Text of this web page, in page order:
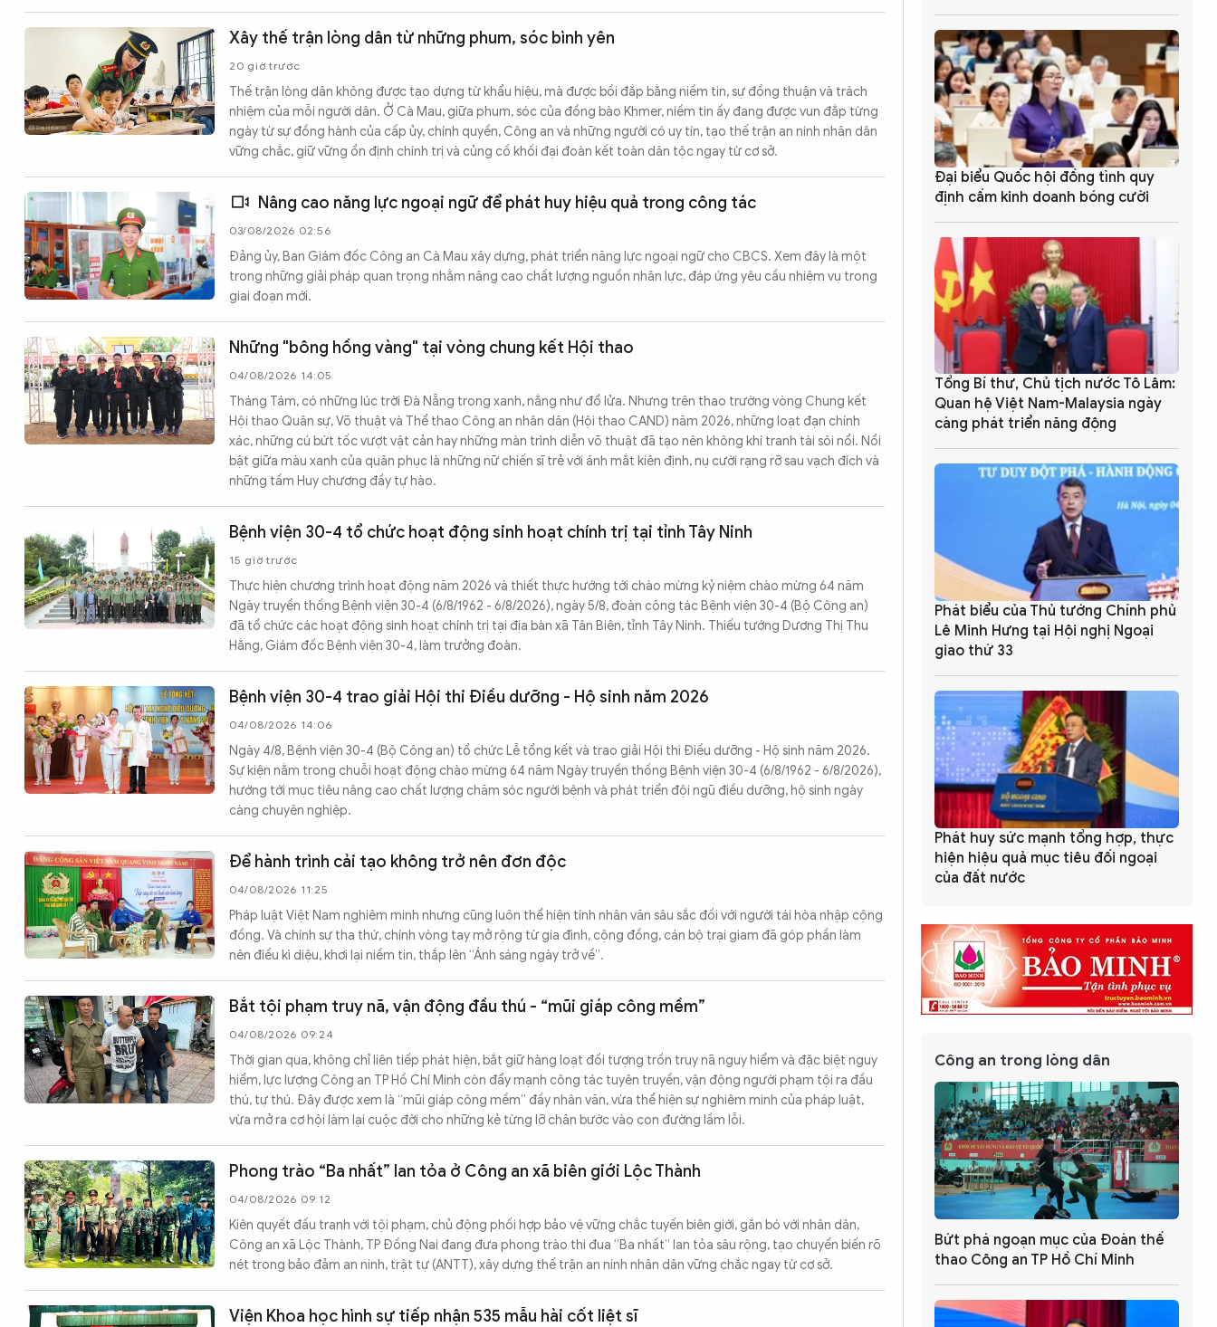
Tìm kiếm
Xây thế trận lòng dân từ những phum, sóc bình yên
20 giờ trước
Thế trận lòng dân không được tạo dựng từ khẩu hiệu, mà được bồi đắp bằng niềm tin, sự đồng thuận và trách
nhiệm của mỗi người dân. Ở Cà Mau, giữa phum, sóc của đồng bào Khmer, niềm tin ấy đang được vun đắp từng
ngày từ sự đồng hành của cấp ủy, chính quyền, Công an và những người có uy tín, tạo thế trận an ninh nhân dân
vững chắc, giữ vững ổn định chính trị và củng cố khối đại đoàn kết toàn dân tộc ngay từ cơ sở.
Nâng cao năng lực ngoại ngữ để phát huy hiệu quả trong công tác
03/08/2026 02:56
Đảng ủy, Ban Giám đốc Công an Cà Mau xây dựng, phát triển năng lực ngoại ngữ cho CBCS. Xem đây là một
trong những giải pháp quan trọng nhằm nâng cao chất lượng nguồn nhân lực, đáp ứng yêu cầu nhiệm vụ trong
giai đoạn mới.
Những "bông hồng vàng" tại vòng chung kết Hội thao
04/08/2026 14:05
Tháng Tám, có những lúc trời Đà Nẵng trong xanh, nắng như đổ lửa. Nhưng trên thao trường vòng Chung kết
Hội thao Quân sự, Võ thuật và Thể thao Công an nhân dân (Hội thao CAND) năm 2026, những loạt đạn chính
xác, những cú bứt tốc vượt vật cản hay những màn trình diễn võ thuật đã tạo nên không khí tranh tài sôi nổi. Nổi
bật giữa màu xanh của quân phục là những nữ chiến sĩ trẻ với ánh mắt kiên định, nụ cười rạng rỡ sau vạch đích và
những tấm Huy chương đầy tự hào.
Bệnh viện 30-4 tổ chức hoạt động sinh hoạt chính trị tại tỉnh Tây Ninh
15 giờ trước
Thực hiện chương trình hoạt động năm 2026 và thiết thực hướng tới chào mừng kỷ niệm chào mừng 64 năm
Ngày truyền thống Bệnh viện 30-4 (6/8/1962 - 6/8/2026), ngày 5/8, đoàn công tác Bệnh viện 30-4 (Bộ Công an)
đã tổ chức các hoạt động sinh hoạt chính trị tại địa bàn xã Tân Biên, tỉnh Tây Ninh. Thiếu tướng Dương Thị Thu
Hằng, Giám đốc Bệnh viện 30-4, làm trưởng đoàn.
Bệnh viện 30-4 trao giải Hội thi Điều dưỡng - Hộ sinh năm 2026
04/08/2026 14:06
Ngày 4/8, Bệnh viện 30-4 (Bộ Công an) tổ chức Lễ tổng kết và trao giải Hội thi Điều dưỡng - Hộ sinh năm 2026.
Sự kiện nằm trong chuỗi hoạt động chào mừng 64 năm Ngày truyền thống Bệnh viện 30-4 (6/8/1962 - 6/8/2026),
hướng tới mục tiêu nâng cao chất lượng chăm sóc người bệnh và phát triển đội ngũ điều dưỡng, hộ sinh ngày
càng chuyên nghiệp.
Để hành trình cải tạo không trở nên đơn độc
04/08/2026 11:25
Pháp luật Việt Nam nghiêm minh nhưng cũng luôn thể hiện tính nhân văn sâu sắc đối với người tái hòa nhập cộng
đồng. Và chính sự tha thứ, chính vòng tay mở rộng từ gia đình, cộng đồng, cán bộ trại giam đã góp phần làm
nên điều kì diệu, khơi lại niềm tin, thắp lên “Ánh sáng ngày trở về”.
Bắt tội phạm truy nã, vận động đầu thú - “mũi giáp công mềm”
04/08/2026 09:24
Thời gian qua, không chỉ liên tiếp phát hiện, bắt giữ hàng loạt đối tượng trốn truy nã nguy hiểm và đặc biệt nguy
hiểm, lực lượng Công an TP Hồ Chí Minh còn đẩy mạnh công tác tuyên truyền, vận động người phạm tội ra đầu
thú, tự thú. Đây được xem là “mũi giáp công mềm” đầy nhân văn, vừa thể hiện sự nghiêm minh của pháp luật,
vừa mở ra cơ hội làm lại cuộc đời cho những kẻ từng lỡ chân bước vào con đường lầm lỗi.
Phong trào “Ba nhất” lan tỏa ở Công an xã biên giới Lộc Thành
04/08/2026 09:12
Kiên quyết đấu tranh với tội phạm, chủ động phối hợp bảo vệ vững chắc tuyến biên giới, gắn bó với nhân dân,
Công an xã Lộc Thành, TP Đồng Nai đang đưa phong trào thi đua “Ba nhất” lan tỏa sâu rộng, tạo chuyển biến rõ
nét trong bảo đảm an ninh, trật tự (ANTT), xây dựng thế trận an ninh nhân dân vững chắc ngay từ cơ sở.
Viện Khoa học hình sự tiếp nhận 535 mẫu hài cốt liệt sĩ
Đại biểu Quốc hội đồng tình quy
định cấm kinh doanh bóng cười
Tổng Bí thư, Chủ tịch nước Tô Lâm:
Quan hệ Việt Nam-Malaysia ngày
càng phát triển năng động
Phát biểu của Thủ tướng Chính phủ
Lê Minh Hưng tại Hội nghị Ngoại
giao thứ 33
Phát huy sức mạnh tổng hợp, thực
hiện hiệu quả mục tiêu đối ngoại
của đất nước
Công an trong lòng dân
Bứt phá ngoạn mục của Đoàn thế
thao Công an TP Hồ Chí Minh